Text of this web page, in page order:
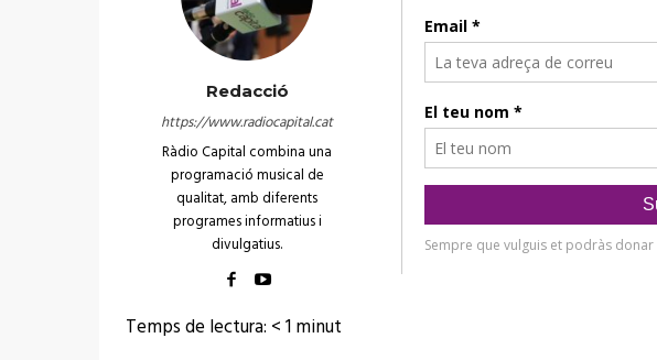
Redacció
https://www.radiocapital.cat
Ràdio Capital combina una
programació musical de
qualitat, amb diferents
programes informatius i
divulgatius.
Temps de lectura: < 1minut